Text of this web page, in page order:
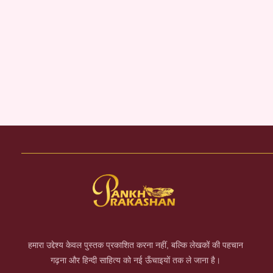
हमारा उद्देश्य केवल पुस्तक प्रकाशित करना नहीं, बल्कि लेखकों की पहचान
गढ़ना और हिन्दी साहित्य को नई ऊँचाइयों तक ले जाना है।